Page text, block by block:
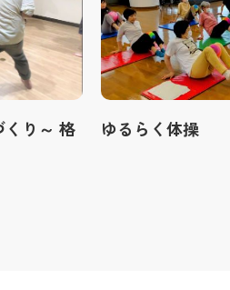
くり～ 格
ゆるらく体操